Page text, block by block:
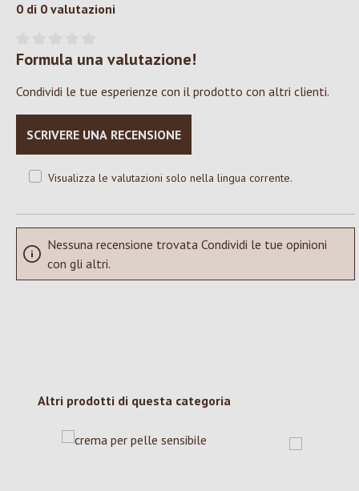
0 di 0 valutazioni
Valutazione media di 0 su 5 stelle
Formula una valutazione!
Condividi le tue esperienze con il prodotto con altri clienti.
SCRIVERE UNA RECENSIONE
Visualizza le valutazioni solo nella lingua corrente.
Nessuna recensione trovata Condividi le tue opinioni
con gli altri.
Salta la galleria dei prodotti
Altri prodotti di questa categoria